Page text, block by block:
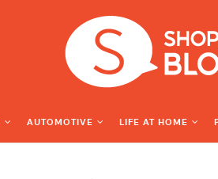
AUTOMOTIVE LIFE AT HOME